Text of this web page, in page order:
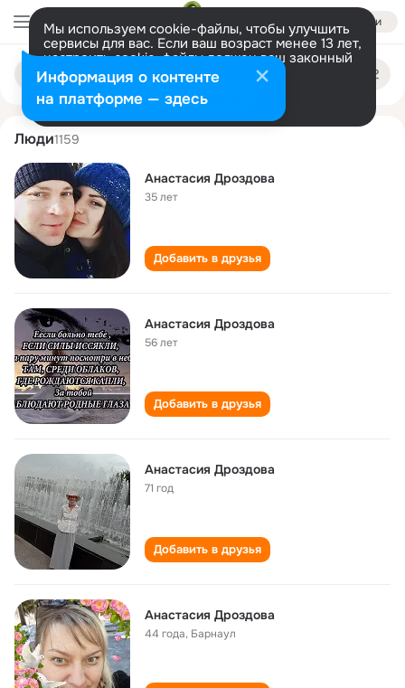
Войти
Мы используем cookie-файлы, чтобы улучшить
сервисы для вас. Если ваш возраст менее 13 лет,
настроить cookie-файлы должен ваш законный
представитель. Больше информации
Разрешить все Настроить
Поиск
людям
anastasiya drozdova
Люди1159
Анастасия Дроздова
35 лет
Добавить в друзья
Анастасия Дроздова
56 лет
Добавить в друзья
Анастасия Дроздова
71 год
Добавить в друзья
Анастасия Дроздова
44 года, Барнаул
Информация о контенте
на платформе — здесь